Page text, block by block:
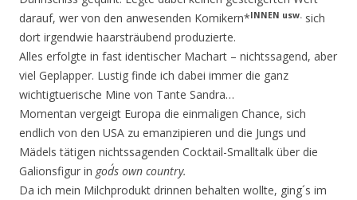
darauf, wer von den anwesenden Komikern*INNEN usw. sich
dort irgendwie haarsträubend produzierte.
Alles erfolgte in fast identischer Machart – nichtssagend, aber
viel Geplapper. Lustig finde ich dabei immer die ganz
wichtigtuerische Mine von Tante Sandra…
Momentan vergeigt Europa die einmaligen Chance, sich
endlich von den USA zu emanzipieren und die Jungs und
Mädels tätigen nichtssagenden Cocktail-Smalltalk über die
Galionsfigur in god´s own country.
Da ich mein Milchprodukt drinnen behalten wollte, ging´s im